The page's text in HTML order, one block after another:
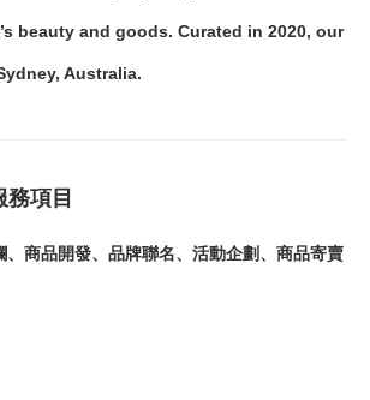
beauty and goods. Curated in 2020, our
Australia.
項目
、商品開發、品牌聯名、活動企劃、商品寄賣